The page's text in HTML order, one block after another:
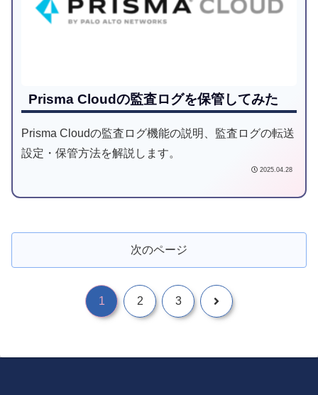
Prisma Cloudの監査ログを保管してみた
Prisma Cloudの監査ログ機能の説明、監査ログの転送
設定・保管方法を解説します。
2025.04.28
次のページ
1 2 3